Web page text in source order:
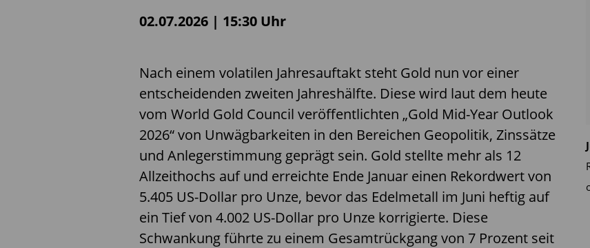
02.07.2026 | 15:30 Uhr
Nach einem volatilen Jahresauftakt steht Gold nun vor einer
entscheidenden zweiten Jahreshälfte. Diese wird laut dem heute
vom World Gold Council veröffentlichten „Gold Mid-Year Outlook
2026“ von Unwägbarkeiten in den Bereichen Geopolitik, Zinssätze
und Anlegerstimmung geprägt sein. Gold stellte mehr als 12
Allzeithochs auf und erreichte Ende Januar einen Rekordwert von
5.405 US-Dollar pro Unze, bevor das Edelmetall im Juni heftig auf
ein Tief von 4.002 US-Dollar pro Unze korrigierte. Diese
Schwankung führte zu einem Gesamtrückgang von 7 Prozent seit